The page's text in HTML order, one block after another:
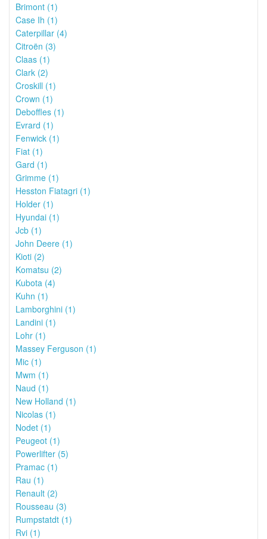
Brimont (1)
Case Ih (1)
Caterpillar (4)
Citroën (3)
Claas (1)
Clark (2)
Croskill (1)
Crown (1)
Deboffles (1)
Evrard (1)
Fenwick (1)
Fiat (1)
Gard (1)
Grimme (1)
Hesston Fiatagri (1)
Holder (1)
Hyundai (1)
Jcb (1)
John Deere (1)
Kioti (2)
Komatsu (2)
Kubota (4)
Kuhn (1)
Lamborghini (1)
Landini (1)
Lohr (1)
Massey Ferguson (1)
Mic (1)
Mwm (1)
Naud (1)
New Holland (1)
Nicolas (1)
Nodet (1)
Peugeot (1)
Powerlifter (5)
Pramac (1)
Rau (1)
Renault (2)
Rousseau (3)
Rumpstatdt (1)
Rvi (1)